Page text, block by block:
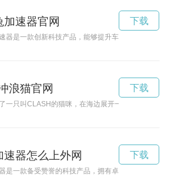
加速器官网
器是一款创新科技产品，能够提升车辆的加速性能
下载
浪猫官网
一只叫CLASH的猫咪，在海边展开一场刺激的冲浪
下载
速器怎么上外网
是一款备受赞誉的科技产品，拥有卓越的性能和创
下载